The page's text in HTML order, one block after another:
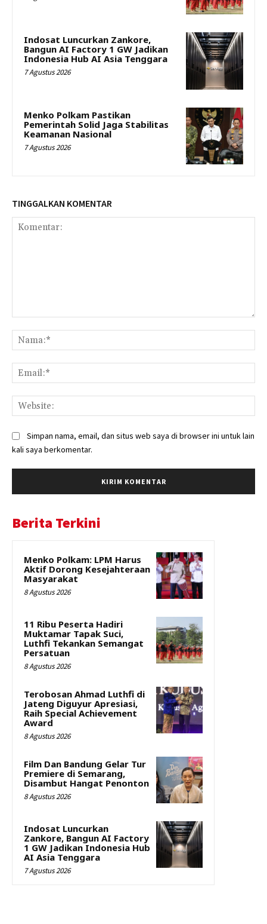
Indosat Luncurkan Zankore,
Bangun AI Factory 1 GW Jadikan
Indonesia Hub AI Asia Tenggara
7 Agustus 2026
Menko Polkam Pastikan
Pemerintah Solid Jaga Stabilitas
Keamanan Nasional
7 Agustus 2026
TINGGALKAN KOMENTAR
Simpan nama, email, dan situs web saya di browser ini untuk lain
kali saya berkomentar.
Berita Terkini
Menko Polkam: LPM Harus
Aktif Dorong Kesejahteraan
Masyarakat
8 Agustus 2026
11 Ribu Peserta Hadiri
Muktamar Tapak Suci,
Luthfi Tekankan Semangat
Persatuan
8 Agustus 2026
Terobosan Ahmad Luthfi di
Jateng Diguyur Apresiasi,
Raih Special Achievement
Award
8 Agustus 2026
Film Dan Bandung Gelar Tur
Premiere di Semarang,
Disambut Hangat Penonton
8 Agustus 2026
Indosat Luncurkan
Zankore, Bangun AI Factory
1 GW Jadikan Indonesia Hub
AI Asia Tenggara
7 Agustus 2026